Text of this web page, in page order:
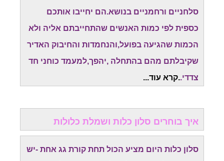
סלחניים ורחמניים בנושא.הם יחייבו אותכם
כספית לפי כמות האנשים שהתחייבתם אליה ולא
הכמות שהגיעה בפועל,והנחמדות והחיבוק האדיר
שקיבלתם מהם בהתחלה ,יהפך,למעמד כוחני חד
צדדי..קרא עוד...
איך בוחרים סלון כלות ושמלת כלולות
סלון כלות היום מציע הכול תחת קורת גג אחת -יש